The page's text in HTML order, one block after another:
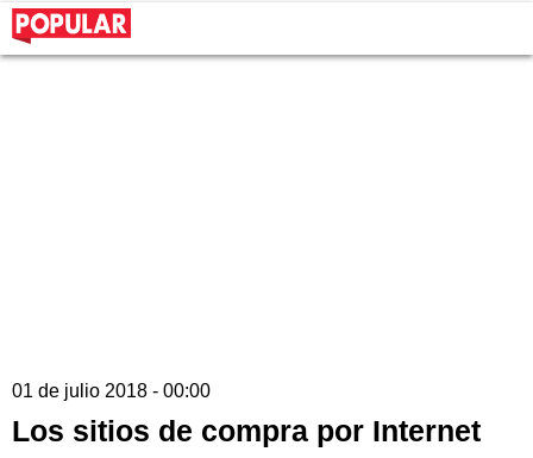
01 de julio 2018 - 00:00
Los sitios de compra por Internet